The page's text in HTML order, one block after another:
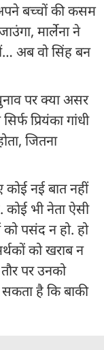
बच्चों की कसम
मार्लेना ने
अब वो सिंह बन
पर क्या असर
प्रियंका गांधी
जितना
नई बात नहीं
कोई भी नेता ऐसी
पसंद न हो. हो
को खराब न
पर उनको
है कि बाकी